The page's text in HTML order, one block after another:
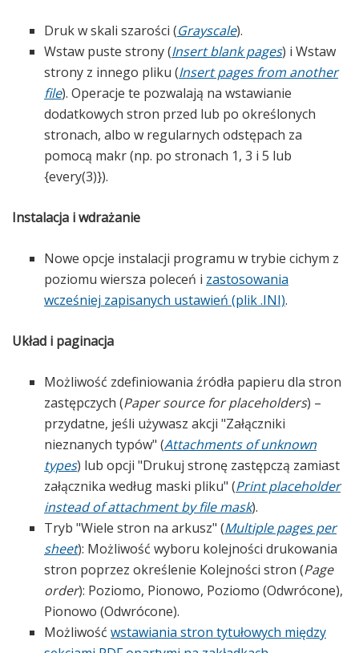
Druk w skali szarości (Grayscale).
Wstaw puste strony (Insert blank pages) i Wstaw
strony z innego pliku (Insert pages from another
file). Operacje te pozwalają na wstawianie
dodatkowych stron przed lub po określonych
stronach, albo w regularnych odstępach za
pomocą makr (np. po stronach 1, 3 i 5 lub
{every(3)}).
Instalacja i wdrażanie
Nowe opcje instalacji programu w trybie cichym z
poziomu wiersza poleceń i zastosowania
wcześniej zapisanych ustawień (plik .INI).
Układ i paginacja
Możliwość zdefiniowania źródła papieru dla stron
zastępczych (Paper source for placeholders) –
przydatne, jeśli używasz akcji "Załączniki
nieznanych typów" (Attachments of unknown
types) lub opcji "Drukuj stronę zastępczą zamiast
załącznika według maski pliku" (Print placeholder
instead of attachment by file mask).
Tryb "Wiele stron na arkusz" (Multiple pages per
sheet): Możliwość wyboru kolejności drukowania
stron poprzez określenie Kolejności stron (Page
order): Poziomo, Pionowo, Poziomo (Odwrócone),
Pionowo (Odwrócone).
Możliwość wstawiania stron tytułowych między